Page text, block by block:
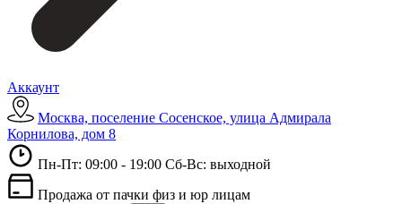
Аккаунт
Москва, поселение Сосенское, улица Адмирала
Корнилова, дом 8
Пн-Пт: 09:00 - 19:00 Сб-Вс: выходной
Продажа от пачки физ и юр лицам